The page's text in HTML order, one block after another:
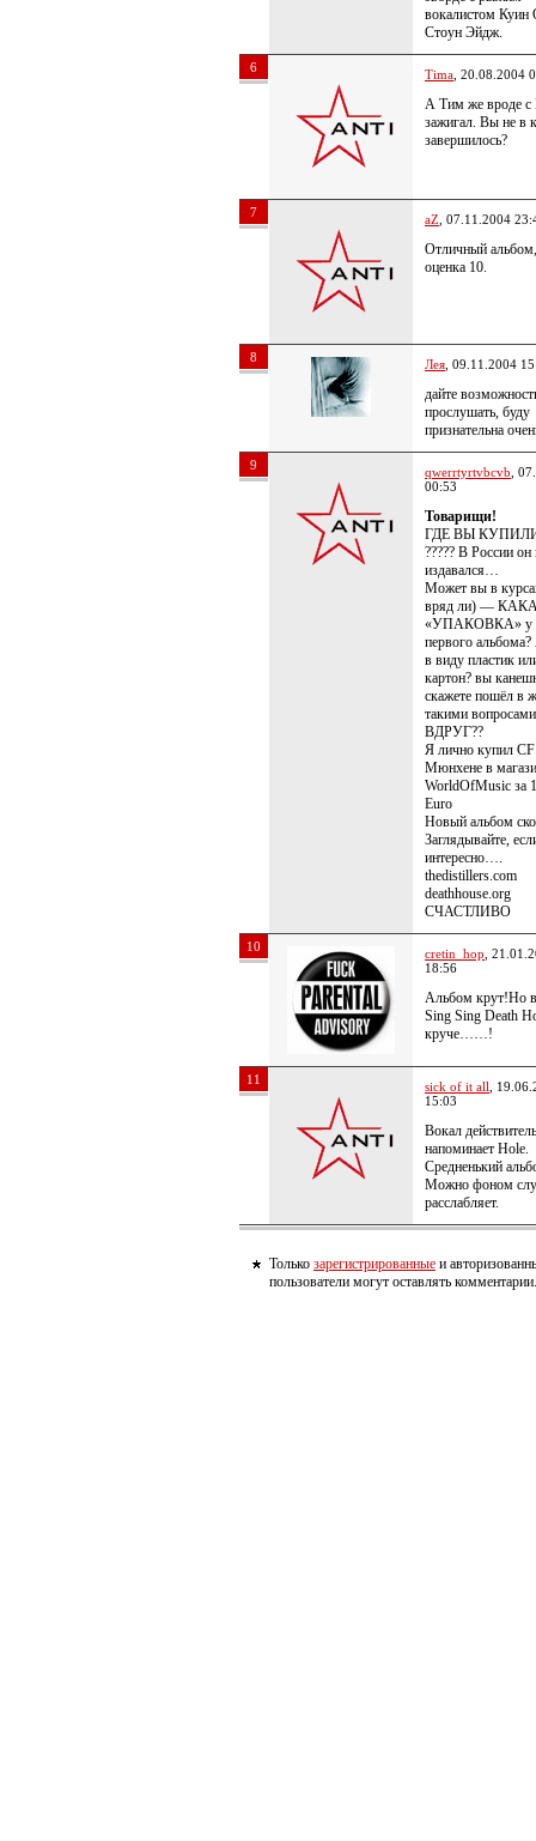
вокалистом Куин
Стоун Эйдж.
6 Tima , 20.08.2004
А Тим же вроде с
зажигал. Вы не в
завершилось?
7 aZ , 07.11.2004
Отличный
оценка 10.
8 Лея , 09.11.2004
дайте
прослушать, буду
признательна
9 qwerrtyrtvbcvb ,
00:53
Товарищи!
ГДЕ ВЫ
????? В России он
издавался…
Может вы в
вряд ли) —
«УПАКОВКА» у
первого
в виду пластик
картон? вы
скажете пошёл в
такими
ВДРУГ??
Я лично купил
Мюнхене в
WorldOfMusic за
Euro
Новый альбом
Заглядывайте,
интересно….
thedistillers.com
deathhouse.org
СЧАСТЛИВО
10 cretin_hop ,
18:56
Альбом крут!Но
Sing Sing Death
круче……!
11 sick of it all ,
15:03
Вокал
напоминает Hole.
Средненький
Можно фоном
расслабляет.
Только зарегистрированные и
пользователи могут оставлять комментарии.